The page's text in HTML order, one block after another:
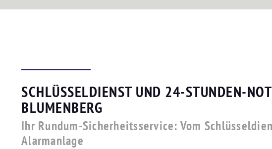
SCHLÜSSELDIENST UND 24-STUNDEN-
BLUMENBERG
Ihr Rundum-Sicherheitsservice: Vom
Alarmanlage